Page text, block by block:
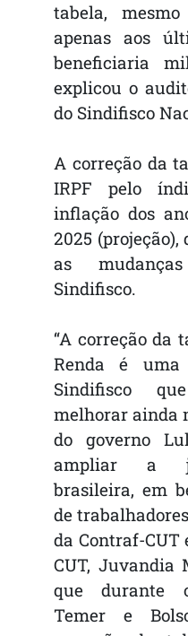
tabela,
apenas aos
beneficiaria
explicou o
do Sindifisco
A correção da
IRPF pelo
inflação dos
2025 (projeção),
as
Sindifisco.
“A correção da
Renda é uma
Sindifisco
melhorar ainda
do governo
ampliar a
brasileira, em
de
da Contraf-CUT
CUT, Juvandia
que durante
Temer e